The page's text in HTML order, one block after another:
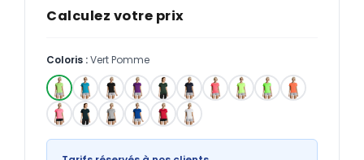
Bons de commande
GRAND FORMAT
Posters
Abribus
Calculez votre prix
Coloris :Vert Pomme
✓